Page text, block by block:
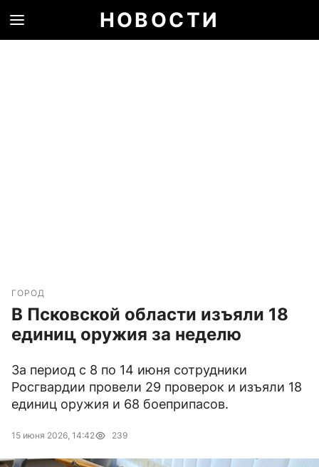
НОВОСТИ
ГОРОД
В Псковской области изъяли 18
единиц оружия за неделю
За период с 8 по 14 июня сотрудники
Росгвардии провели 29 проверок и изъяли 18
единиц оружия и 68 боеприпасов.
15 июня 2026, 14:42 239